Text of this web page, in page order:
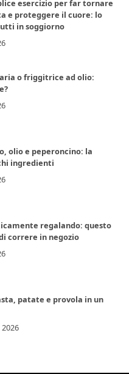
esercizio per far tornare
e proteggere il cuore: lo
in soggiorno
o friggitrice ad olio:
olio e peperoncino: la
ingredienti
regalando: questo
correre in negozio
patate e provola in un